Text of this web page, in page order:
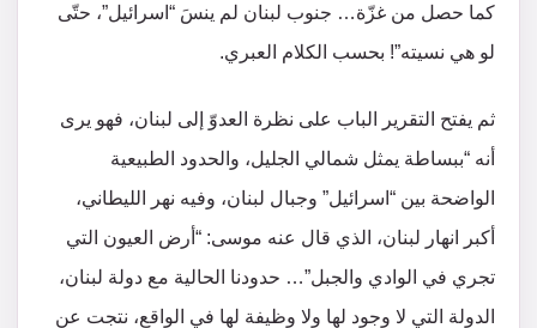
كما حصل من غزّة… جنوب لبنان لم ينسَ “اسرائيل”، حتّى
لو هي نسيته”! بحسب الكلام العبري.
ثم يفتح التقرير الباب على نظرة العدوّ إلى لبنان، فهو يرى
أنه “ببساطة يمثل شمالي الجليل، والحدود الطبيعية
الواضحة بين “اسرائيل” وجبال لبنان، وفيه نهر الليطاني،
أكبر انهار لبنان، الذي قال عنه موسى: “أرض العيون التي
تجري في الوادي والجبل”… حدودنا الحالية مع دولة لبنان،
الدولة التي لا وجود لها ولا وظيفة لها في الواقع، نتجت عن